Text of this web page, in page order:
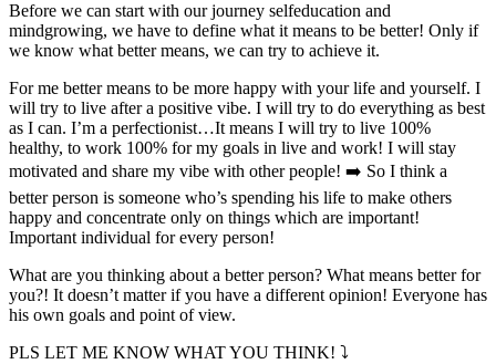
Before we can start with our journey selfeducation and
mindgrowing, we have to define what it means to be better! Only if
we know what better means, we can try to achieve it.
For me better means to be more happy with your life and yourself. I
will try to live after a positive vibe. I will try to do everything as best
as I can. I’m a perfectionist…It means I will try to live 100%
healthy, to work 100% for my goals in live and work! I will stay
motivated and share my vibe with other people! ➡️ So I think a
better person is someone who’s spending his life to make others
happy and concentrate only on things which are important!
Important individual for every person!
What are you thinking about a better person? What means better for
you?! It doesn’t matter if you have a different opinion! Everyone has
his own goals and point of view.
PLS LET ME KNOW WHAT YOU THINK! ⤵️